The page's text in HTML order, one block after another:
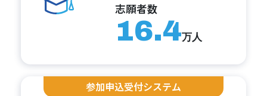
志願者数
16.4万人
参加申込受付システム